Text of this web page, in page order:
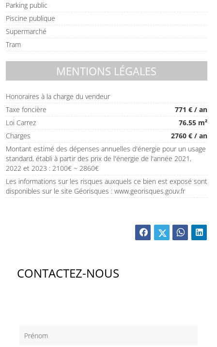
Parking public
Piscine publique
Supermarché
Tram
MENTIONS LÉGALES
Honoraires à la charge du vendeur
Taxe foncière
771 € / an
Loi Carrez
76.55 m²
Charges
2760 € / an
Montant estimé des dépenses annuelles d'énergie pour un usage
standard, établi à partir des prix de l'énergie de l'année 2021,
2022 et 2023 : 2100€ ~ 2860€
Les informations sur les risques auxquels ce bien est exposé sont
disponibles sur le site Géorisques : www.georisques.gouv.fr
CONTACTEZ-NOUS